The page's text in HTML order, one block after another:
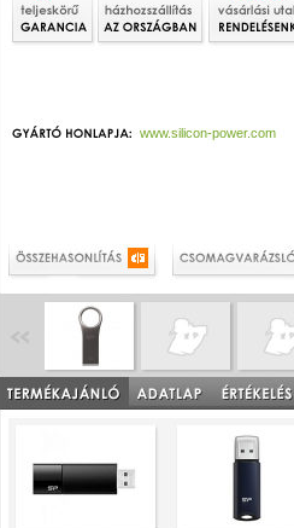
www.silicon-power.com